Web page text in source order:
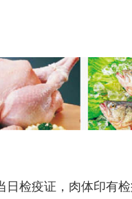
检疫证，肉体印有检